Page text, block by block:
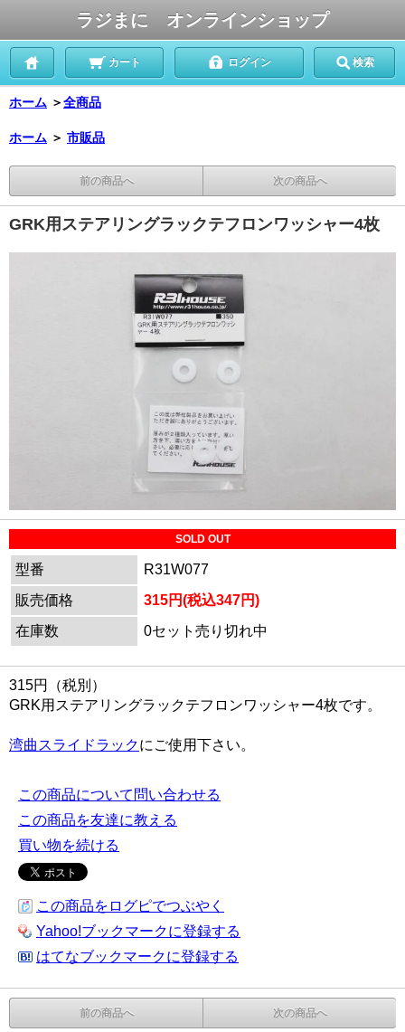
ラジまに オンラインショップ
カート ログイン 検索
ホーム ＞全商品
ホーム ＞ 市販品
前の商品へ 次の商品へ
GRK用ステアリングラックテフロンワッシャー4枚
SOLD OUT
型番
R31W077
販売価格
315円(税込347円)
在庫数
0セット売り切れ中
315円（税別）
GRK用ステアリングラックテフロンワッシャー4枚です。
湾曲スライドラックにご使用下さい。
この商品について問い合わせる
この商品を友達に教える
買い物を続ける
この商品をログピでつぶやく
Yahoo!ブックマークに登録する
はてなブックマークに登録する
前の商品へ 次の商品へ